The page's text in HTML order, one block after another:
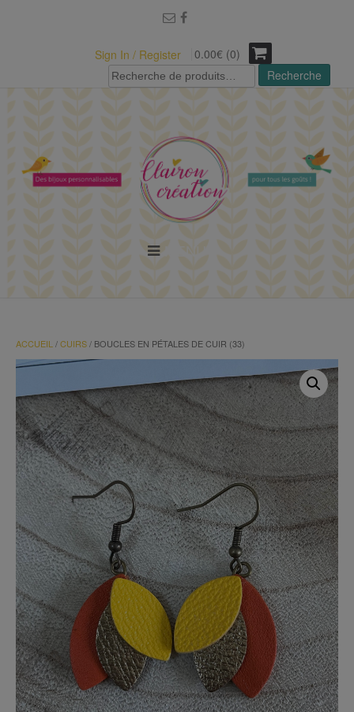
Sign In / Register
0.00€ (0)
Recherche
pour :
Recherche
ACCUEIL /CUIRS/ BOUCLES EN PÉTALES DE CUIR (33)